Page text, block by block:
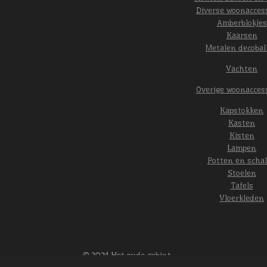
Diverse
Amberblokjes
Kaarsen
Metalen
Vachten
Overige
Kapstokken
Kasten
Kisten
Lampen
Potten en
Stoelen
Tafels
Vloerkleden
© 2024 Het oude gebint